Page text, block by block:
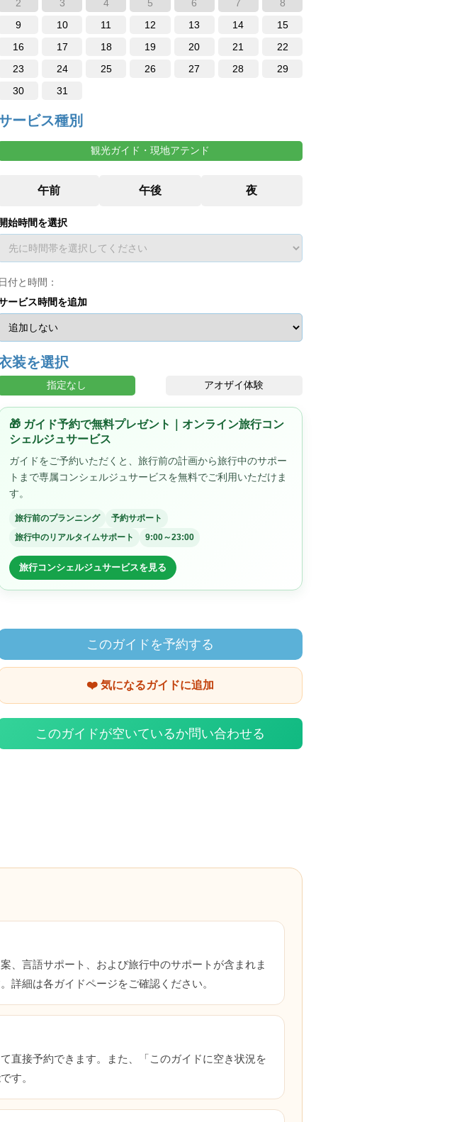
2 3 4 5 6 7
8
9
10 11 12 13 14
15
16
17 18 19 20 21
22
23
24 25 26 27 28
29
30
31
ービス種別
観光ガイド・現地アテンド
開始時間を選択
日付と時間：
ービス時間を追加
装を選択
指定なし アオザイ体験
🎁 ガイド予約で無料プレゼント｜オンライン旅行コン
シェルジュサービス
ガイドをご予約いただくと、旅行前の計画から旅行中のサポー
トまで専属コンシェルジュサービスを無料でご利用いただけま
す。
旅行前のプランニング
予約サポート
旅行中のリアルタイムサポート
9:00～23:00
旅行コンシェルジュサービスを見る
このガイドを予約する
❤️ 気になるガイドに追加
このガイドが空いているか問い合わせる
、言語サポート、および旅行中のサポートが含まれま
詳細は各ガイドページをご確認ください。
直接予約できます。また、「このガイドに空き状況を
す。